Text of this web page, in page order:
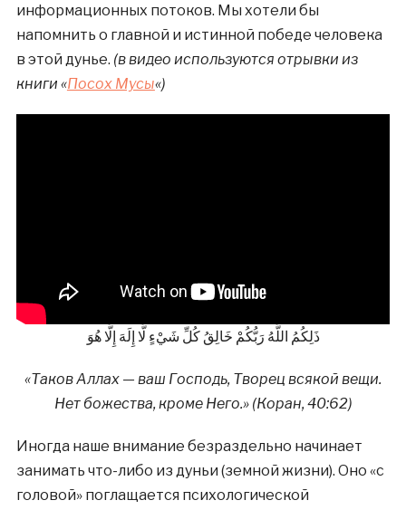
информационных потоков. Мы хотели бы
напомнить о главной и истинной победе человека
в этой дунье. (в видео используются отрывки из
книги «Посох Мусы«)
ذَلِكُمُ اللَّهُ رَبُّكُمْ خَالِقُ كُلِّ شَيْءٍ لَّا إِلَهَ إِلَّا هُوَ
«Таков Аллах — ваш Господь, Творец всякой вещи.
Нет божества, кроме Него.» (Коран, 40:62)
Иногда наше внимание безраздельно начинает
занимать что-либо из дуньи (земной жизни). Оно «с
головой» поглащается психологической